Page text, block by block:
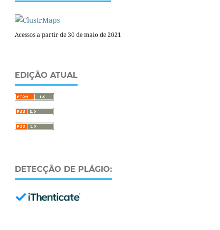
Acessos a partir de 30 de maio de 2021
EDIÇÃO ATUAL
DETECÇÃO DE PLÁGIO: